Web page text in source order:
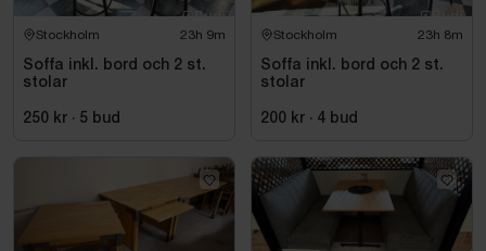
Stockholm 23h 9m
Soffa inkl. bord och 2 st.
stolar
250 kr · 5 bud
Stockholm 23h 8m
Soffa inkl. bord och 2 st.
stolar
200 kr · 4 bud